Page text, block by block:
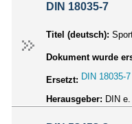
DIN 18035-7
Titel (deutsch):
Dokument wurde
Ersetzt: DIN 18035-
Herausgeber: DIN